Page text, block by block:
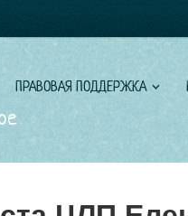
ПРАВОВАЯ ПОДДЕРЖКА